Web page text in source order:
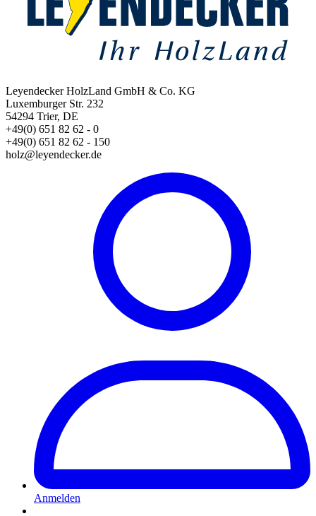
Leyendecker HolzLand GmbH & Co. KG
Luxemburger Str. 232
54294 Trier, DE
+49(0) 651 82 62 - 0
+49(0) 651 82 62 - 150
holz@leyendecker.de
Anmelden